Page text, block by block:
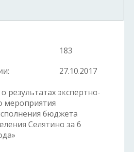
183
27.10.2017
экспертно-
мероприятия
бюджета
Селятино за 6